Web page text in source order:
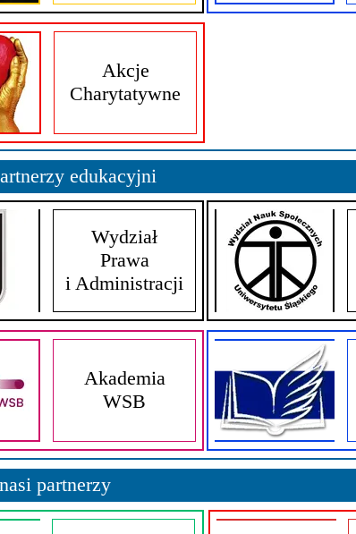
Akcje
Charytatywne
Akademia
WSB
Wydział
Prawa
i Administracji
nasi partnerzy
edukacyjni